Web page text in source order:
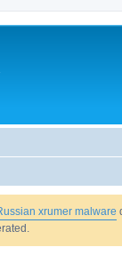
xrumer malware